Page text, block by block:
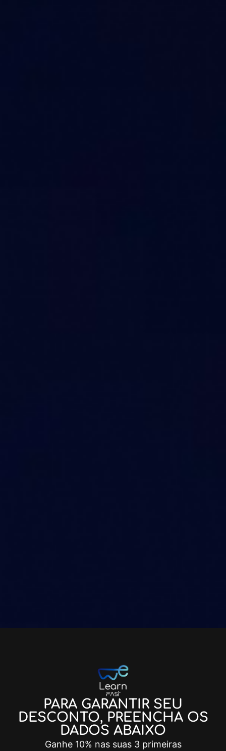
PARA GARANTIR SEU
DESCONTO, PREENCHA OS
DADOS ABAIXO
Ganhe 10% nas suas 3 primeiras